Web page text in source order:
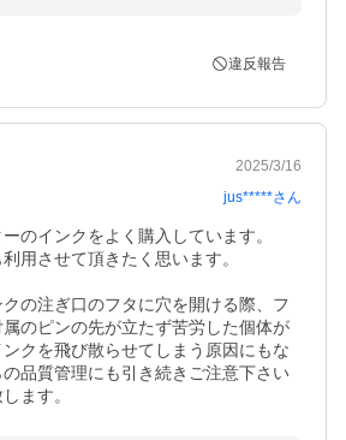
違反報告
2025/3/16
jus*****さん
のインクをよく購入しています。
用させて頂きたく思います。
の注ぎ口のフタに穴を開ける際、フ
のピンの先が立たず苦労した個体が
クを飛び散らせてしまう原因にもな
品質管理にも引き続きご注意下さい
ます。